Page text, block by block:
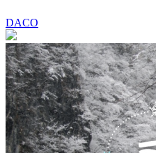
DACO